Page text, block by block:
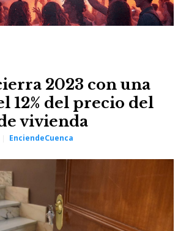
2023 con una
12% del precio del
vivienda
EnciendeCuenca